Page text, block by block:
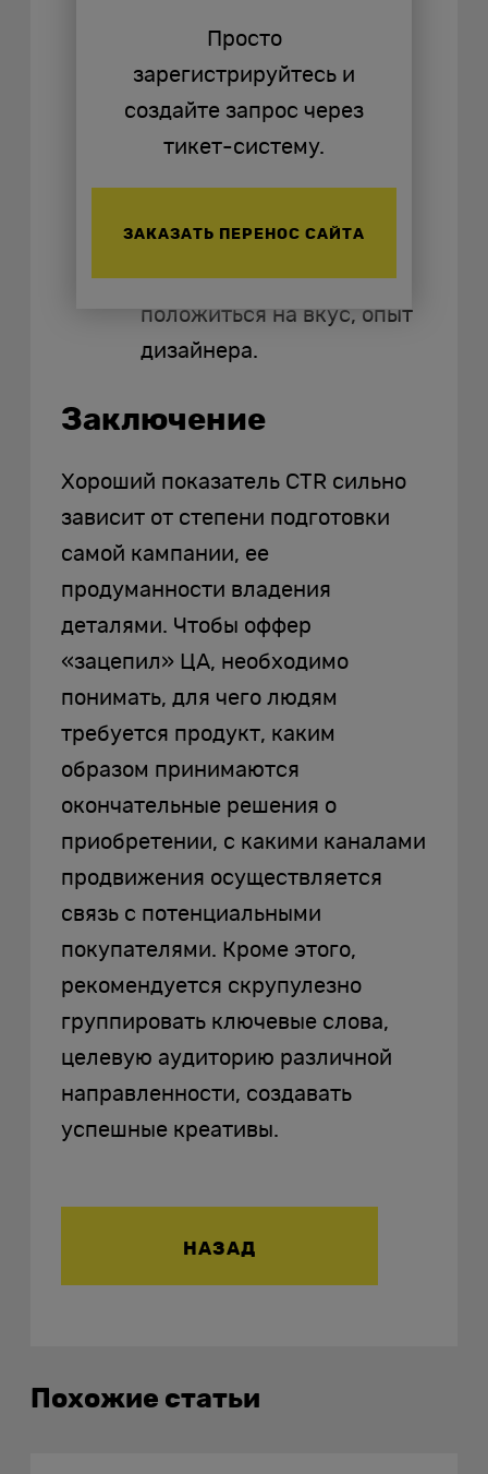
ярких, мотивирующих,
положительные эмоции,
инструкция). При его
отсутствии придется
положиться на вкус, опыт
дизайнера.
Заключение
Хороший показатель CTR сильно
зависит от степени подготовки
самой кампании, ее
продуманности владения
деталями. Чтобы оффер
«зацепил» ЦА, необходимо
понимать, для чего людям
требуется продукт, каким
образом принимаются
окончательные решения о
приобретении, с какими каналами
продвижения осуществляется
связь с потенциальными
покупателями. Кроме этого,
рекомендуется скрупулезно
группировать ключевые слова,
целевую аудиторию различной
направленности, создавать
успешные креативы.
НАЗАД
Похожие статьи
Просто
зарегистрируйтесь и
создайте запрос через
тикет-систему.
ЗАКАЗАТЬ ПЕРЕНОС САЙТА